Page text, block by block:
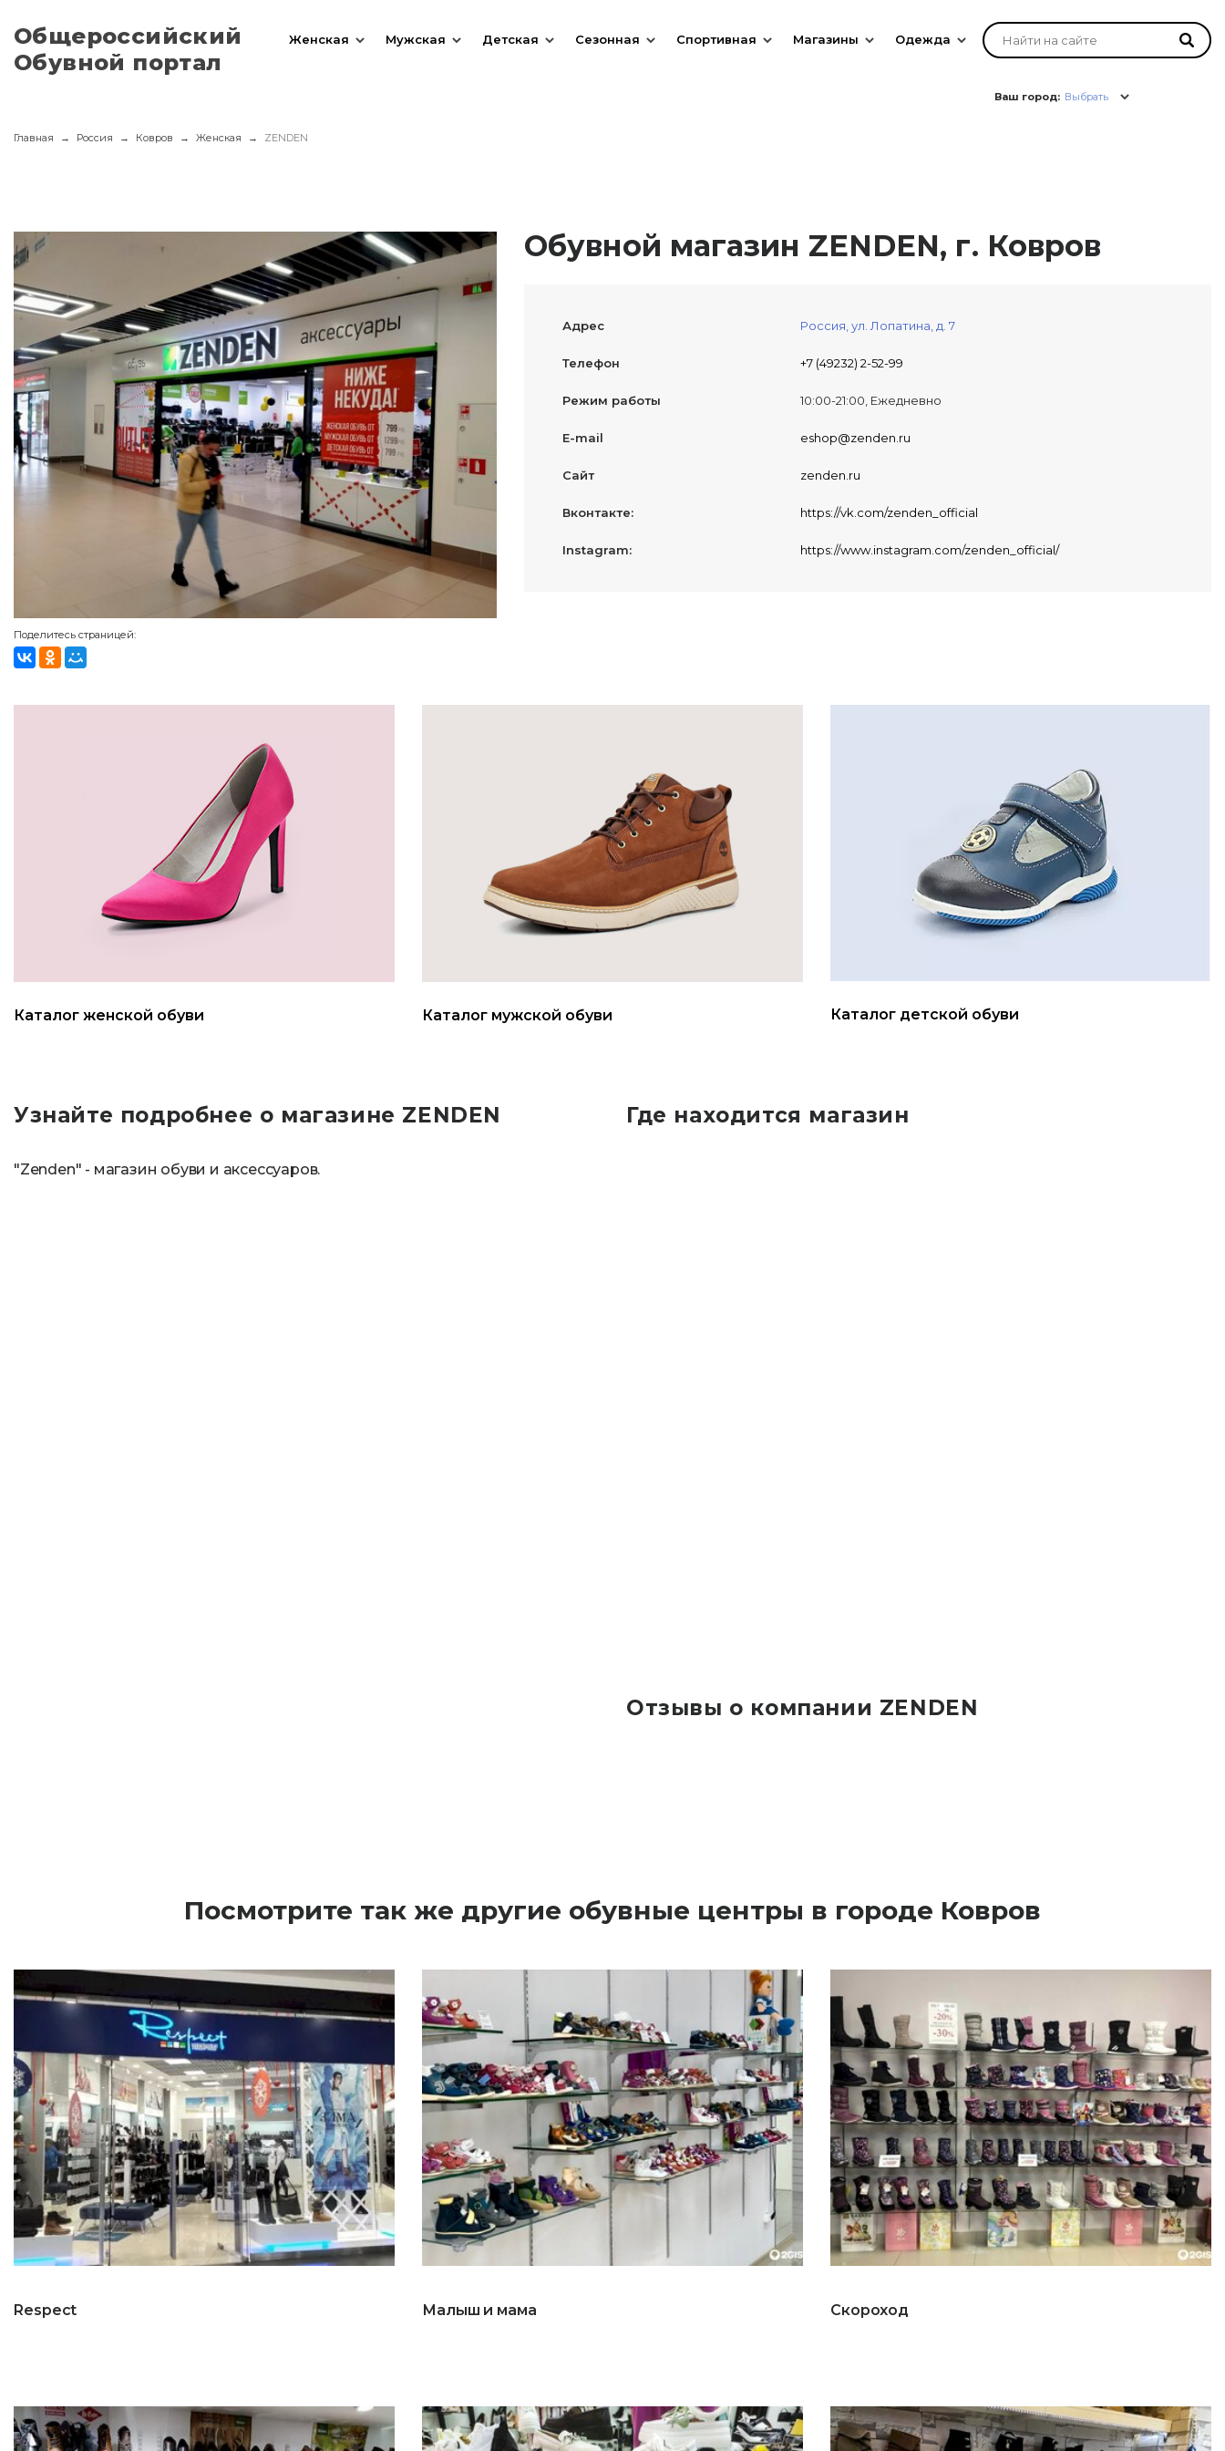
Общероссийский
Обувной портал
Женская Мужская Детская Сезонная Спортивная Магазины Одежда
Ваш город: Выбрать
Главная Россия Ковров Женская ZENDEN
Поделитесь страницей:
Обувной магазин ZENDEN, г. Ковров
Адрес Россия, ул. Лопатина, д. 7
Телефон +7 (49232) 2-52-99
Режим работы 10:00-21:00, Ежедневно
E-mail eshop@zenden.ru
Сайт zenden.ru
Вконтакте: https://vk.com/zenden_official
Instagram: https://www.instagram.com/zenden_official/
Каталог женской обуви Каталог мужской обуви Каталог детской обуви
Узнайте подробнее о магазине ZENDEN
"Zenden" - магазин обуви и аксессуаров.
Где находится магазин
Отзывы о компании ZENDEN
Посмотрите так же другие обувные центры в городе Ковров
Respect Малыш и мама Скороход